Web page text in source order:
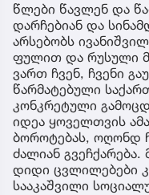
წლები წავლენ და
დარჩებიან და
არსებობს
ფულით და რუსული
ვართ ჩვენ, ჩვენი
წარმატებული
კონკრეტული
იდეა ყოველთვის
ბოროტებას, ოღონდ
ძალიან
დიდი ცვლილებები
სააკაშვილი